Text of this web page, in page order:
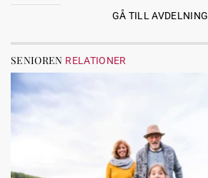
GÅ TILL AVDELNING
SENIOREN RELATIONER